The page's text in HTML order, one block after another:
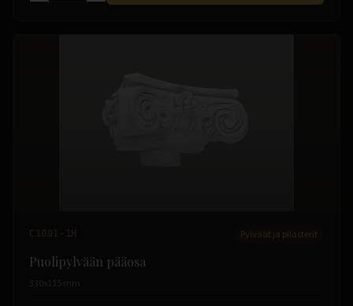
C1001-1H Pylväät ja pilasterit
Puolipylvään pääosa
330x115 mm